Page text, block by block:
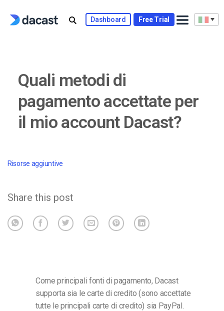
Dashboard Free Trial
Quali metodi di
pagamento accettate per
il mio account Dacast?
Risorse aggiuntive
Share this post
Come principali fonti di pagamento, Dacast
supporta sia le carte di credito (sono accettate
tutte le principali carte di credito) sia PayPal.